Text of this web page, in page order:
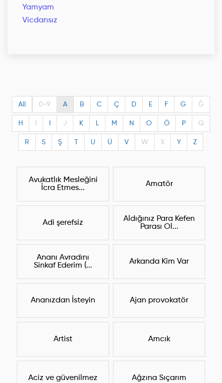
Yamyam
Vicdansız
All 0-9 A B C Ç D E F G Ğ
H J K L M N O Ö P Q
R S Ş U Ü V W X Y Z
Avukatlık Mesleğini
İcra Etmes...
Amatör
Adi şerefsiz
Aldığınız Para Kefen
Parası Ol...
Ananı Avradını
Sinkaf Ederim (...
Arkanda Kim Var
Ananızdan İsteyin Ajan provokatör
Artist Amcık
Aciz ve güvenilmez Ağzına Sıçarım